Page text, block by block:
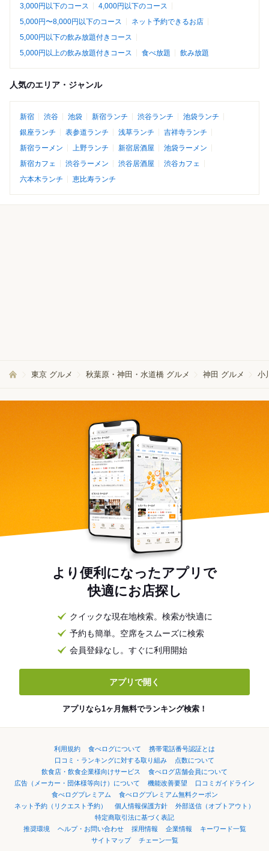
3,000円以下のコース
4,000円以下のコース
5,000円〜8,000円以下のコース
ネット予約できるお店
5,000円以下の飲み放題付きコース
5,000円以上の飲み放題付きコース
食べ放題 飲み放題
人気のエリア・ジャンル
新宿 渋谷 池袋 新宿ランチ 渋谷ランチ
池袋ランチ
銀座ランチ
表参道ランチ 浅草ランチ
吉祥寺ランチ
新宿ラーメン
上野ランチ 新宿居酒屋
池袋ラーメン
新宿カフェ
渋谷ラーメン 渋谷居酒屋
渋谷カフェ
六本木ランチ
恵比寿ランチ
東京 グルメ 秋葉原・神田・水道橋 グルメ 神田 グルメ 小
より便利になったアプリで
快適にお店探し
クイックな現在地検索。検索が快適に
予約も簡単。空席をスムーズに検索
会員登録なし。すぐに利用開始
アプリで開く
アプリなら1ヶ月無料でランキング検索！
利用規約 食べログについて
携帯電話番号認証とは
口コミ・ランキングに対する取り組み
点数について
飲食店・飲食企業様向けサービス
食べログ店舗会員について
広告（メーカー・団体様等向け）について
機能改善要望
口コミガイドライン
食べログプレミアム
食べログプレミアム無料クーポン
ネット予約（リクエスト予約）
個人情報保護方針
外部送信（オプトアウト）
特定商取引法に基づく表記
推奨環境
ヘルプ・お問い合わせ 採用情報 企業情報
キーワード一覧
サイトマップ
チェーン一覧